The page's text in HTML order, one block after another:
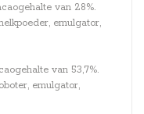
van 28%.
emulgator,
van 53,7%.
emulgator,